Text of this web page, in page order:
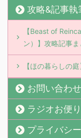
攻略&記事
【Beast of
ン）】攻略記事ま
【ほの暮らしの
お問い合わ
ラジオお便
プライバシ